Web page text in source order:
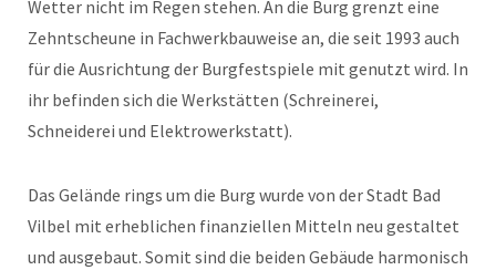
Wetter nicht im Regen stehen. An die Burg grenzt eine
Zehntscheune in Fachwerkbauweise an, die seit 1993 auch
für die Ausrichtung der Burgfestspiele mit genutzt wird. In
ihr befinden sich die Werkstätten (Schreinerei,
Schneiderei und Elektrowerkstatt).
Das Gelände rings um die Burg wurde von der Stadt Bad
Vilbel mit erheblichen finanziellen Mitteln neu gestaltet
und ausgebaut. Somit sind die beiden Gebäude harmonisch